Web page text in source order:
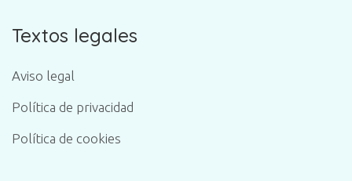
Textos legales
Aviso legal
Política de privacidad
Política de cookies